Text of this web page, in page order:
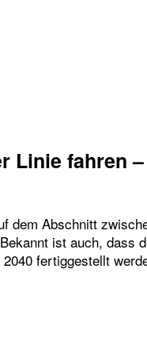
Linie fahren
dem Abschnitt
ist auch, dass
fertiggestellt